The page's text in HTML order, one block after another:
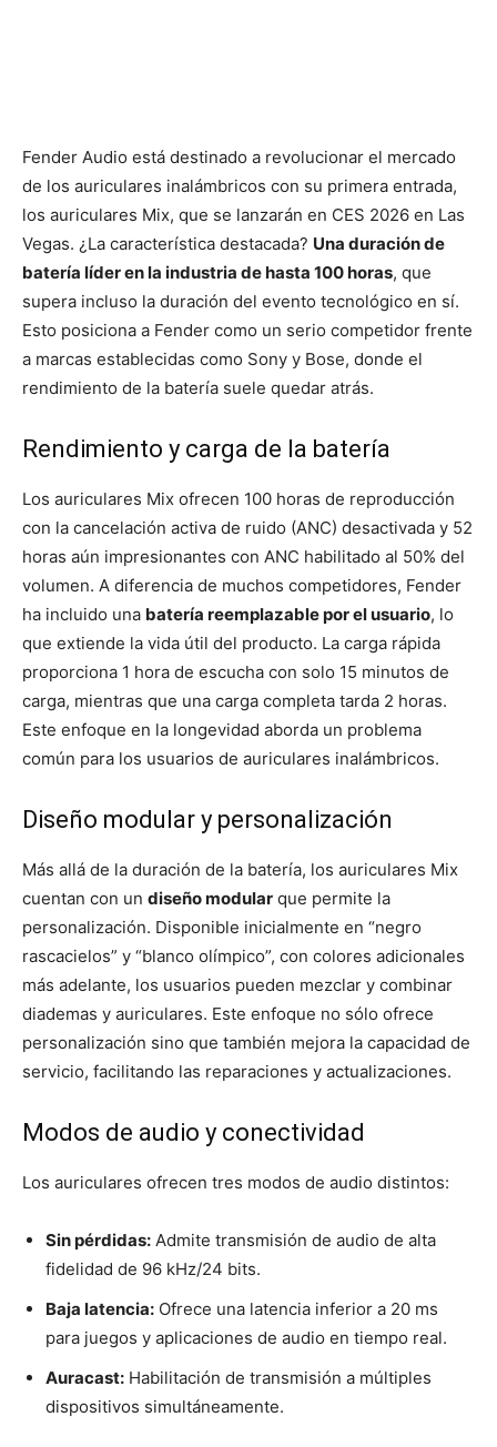
Fender Audio está destinado a revolucionar el mercado
de los auriculares inalámbricos con su primera entrada,
los auriculares Mix, que se lanzarán en CES 2026 en Las
Vegas. ¿La característica destacada? Una duración de
batería líder en la industria de hasta 100 horas, que
supera incluso la duración del evento tecnológico en sí.
Esto posiciona a Fender como un serio competidor frente
a marcas establecidas como Sony y Bose, donde el
rendimiento de la batería suele quedar atrás.
Rendimiento y carga de la batería
Los auriculares Mix ofrecen 100 horas de reproducción
con la cancelación activa de ruido (ANC) desactivada y 52
horas aún impresionantes con ANC habilitado al 50% del
volumen. A diferencia de muchos competidores, Fender
ha incluido una batería reemplazable por el usuario, lo
que extiende la vida útil del producto. La carga rápida
proporciona 1 hora de escucha con solo 15 minutos de
carga, mientras que una carga completa tarda 2 horas.
Este enfoque en la longevidad aborda un problema
común para los usuarios de auriculares inalámbricos.
Diseño modular y personalización
Más allá de la duración de la batería, los auriculares Mix
cuentan con un diseño modular que permite la
personalización. Disponible inicialmente en “negro
rascacielos” y “blanco olímpico”, con colores adicionales
más adelante, los usuarios pueden mezclar y combinar
diademas y auriculares. Este enfoque no sólo ofrece
personalización sino que también mejora la capacidad de
servicio, facilitando las reparaciones y actualizaciones.
Modos de audio y conectividad
Los auriculares ofrecen tres modos de audio distintos:
Sin pérdidas: Admite transmisión de audio de alta
fidelidad de 96 kHz/24 bits.
Baja latencia: Ofrece una latencia inferior a 20 ms
para juegos y aplicaciones de audio en tiempo real.
Auracast: Habilitación de transmisión a múltiples
dispositivos simultáneamente.